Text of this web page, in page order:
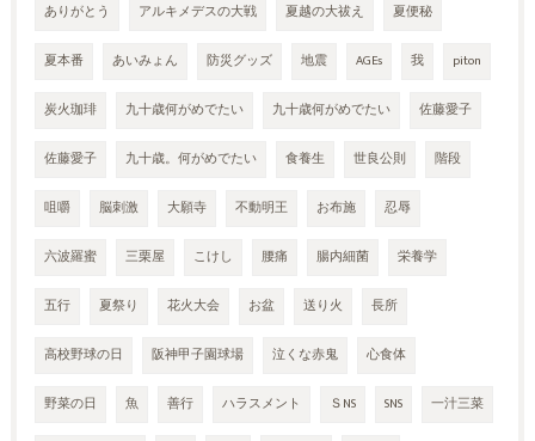
ありがとう アルキメデスの大戦 夏越の大祓え 夏便秘
夏本番 あいみょん 防災グッズ 地震 AGEs 我 piton
炭火珈琲 九十歳何がめでたい 九十歳何がめでたい 佐藤愛子
佐藤愛子 九十歳。何がめでたい 食養生 世良公則 階段
咀嚼 脳刺激 大願寺 不動明王 お布施 忍辱
六波羅蜜 三栗屋 こけし 腰痛 腸内細菌 栄養学
五行 夏祭り 花火大会 お盆 送り火 長所
高校野球の日 阪神甲子園球場 泣くな赤鬼 心食体
野菜の日 魚 善行 ハラスメント ＳNS SNS 一汁三菜